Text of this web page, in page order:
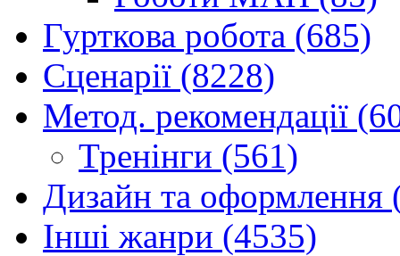
Гурткова робота (685)
Сценарії (8228)
Метод. рекомендації
Тренінги (561)
Дизайн та оформлення
Інші жанри (4535)